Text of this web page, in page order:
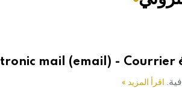
هيئة الموسوعة العربية تطلق موسوعات جديدة في عام 2026
mail (email) - Courrier
اقرأ المزيد »